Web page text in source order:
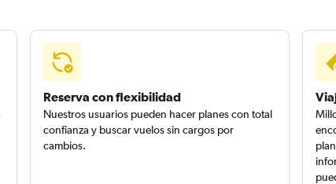
Reserva con flexibilidad
Nuestros usuarios pueden hacer planes con total
confianza y buscar vuelos sin cargos por
cambios.